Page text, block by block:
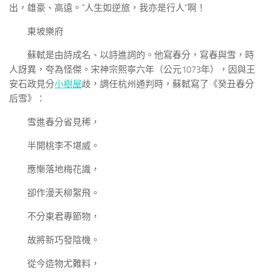
出，雄豪、高遠。“人生如逆旅，我亦是行人”啊！
東坡樂府
蘇軾是由詩成名、以詩進詞的。他寫春分，寫春與雪，時
人訝異，夸為怪傑。宋神宗熙寧六年（公元1073年），因與王
安石政見分小樹屋歧，調任杭州通判時，蘇軾寫了《癸丑春分
后雪》：
雪進春分省見稀，
半開桃李不堪威。
應慚落地梅花識，
卻作漫天柳絮飛。
不分東君專節物，
故將新巧發陰機。
從今造物尤難料，